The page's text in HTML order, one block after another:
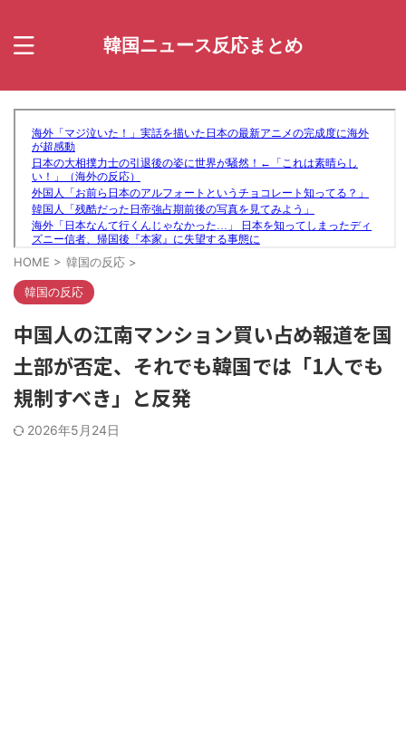
韓国ニュース反応まとめ
HOME > 韓国の反応 >
韓国の反応
中国人の江南マンション買い占め報道を国
土部が否定、それでも韓国では「1人でも
規制すべき」と反発
2026年5月24日